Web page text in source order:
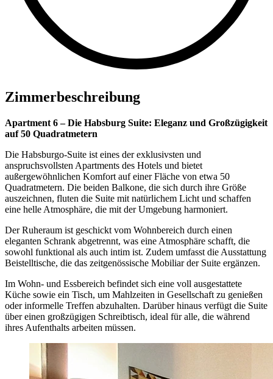
Zimmerbeschreibung
Apartment 6 – Die Habsburg Suite: Eleganz und Großzügigkeit
auf 50 Quadratmetern
Die Habsburgo-Suite ist eines der exklusivsten und
anspruchsvollsten Apartments des Hotels und bietet
außergewöhnlichen Komfort auf einer Fläche von etwa 50
Quadratmetern. Die beiden Balkone, die sich durch ihre Größe
auszeichnen, fluten die Suite mit natürlichem Licht und schaffen
eine helle Atmosphäre, die mit der Umgebung harmoniert.
Der Ruheraum ist geschickt vom Wohnbereich durch einen
eleganten Schrank abgetrennt, was eine Atmosphäre schafft, die
sowohl funktional als auch intim ist. Zudem umfasst die Ausstattung
Beistelltische, die das zeitgenössische Mobiliar der Suite ergänzen.
Im Wohn- und Essbereich befindet sich eine voll ausgestattete
Küche sowie ein Tisch, um Mahlzeiten in Gesellschaft zu genießen
oder informelle Treffen abzuhalten. Darüber hinaus verfügt die Suite
über einen großzügigen Schreibtisch, ideal für alle, die während
ihres Aufenthalts arbeiten müssen.